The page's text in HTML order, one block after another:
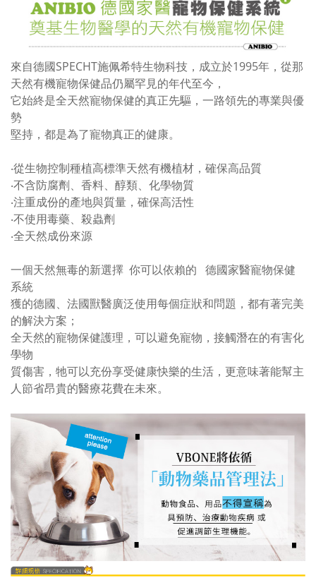
來自德國SPECHT施佩希特生物科技，成立於1995年，從那
天然有機寵物保健品仍屬罕見的年代至今，
它始終是全天然寵物保健的真正先驅，一路領先的專業與優
勢
堅持，都是為了寵物真正的健康。
‧從生物控制種植高標準天然有機植材，確保高品質
‧不含防腐劑、香料、醇類、化學物質
‧注重成份的產地與質量，確保高活性
‧不使用毒藥、殺蟲劑
‧全天然成份來源
一個天然無毒的新選擇 你可以依賴的 德國家醫寵物保健
系統
獲的德國、法國獸醫廣泛使用每個症狀和問題，都有著完美
的解決方案；
全天然的寵物保健護理，可以避免寵物，接觸潛在的有害化
學物
質傷害，牠可以充份享受健康快樂的生活，更意味著能幫主
人節省昂貴的醫療花費在未來。